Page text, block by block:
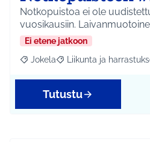
Notkopuistoa ei ole
vuosikausiin.
Ei etene jatkoon
Rajaa tulokset aihepiirin mukaan:
Jokela Rajaa tulokset teeman
Liikunta ja
Tutustu